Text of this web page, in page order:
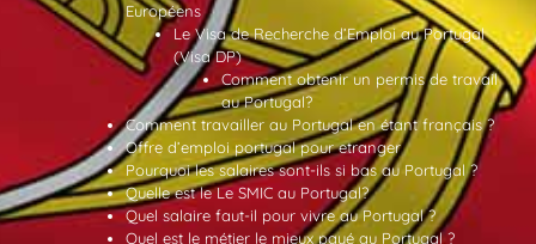
Européens
Le Visa de Recherche d’Emploi au Portugal
(Visa DP)
Comment obtenir un permis de travail
au Portugal?
Comment travailler au Portugal en étant français ?
Offre d’emploi portugal pour etranger
Pourquoi les salaires sont-ils si bas au Portugal ?
Quelle est le Le SMIC au Portugal?
Quel salaire faut-il pour vivre au Portugal ?
Quel est le métier le mieux payé au Portugal ?